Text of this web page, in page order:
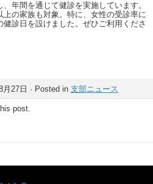
年間を通じて健診を実施しています。
の家族も対象。特に、女性の受診率に
診日を設けました。ぜひご利用くださ
月27日 · Posted in 支部ニュース
post.